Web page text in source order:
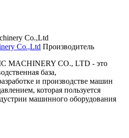
Co.,Ltd Производитель
MACHINERY CO., LTD - это
база,
и производстве машин
которая пользуется
машинного оборудования